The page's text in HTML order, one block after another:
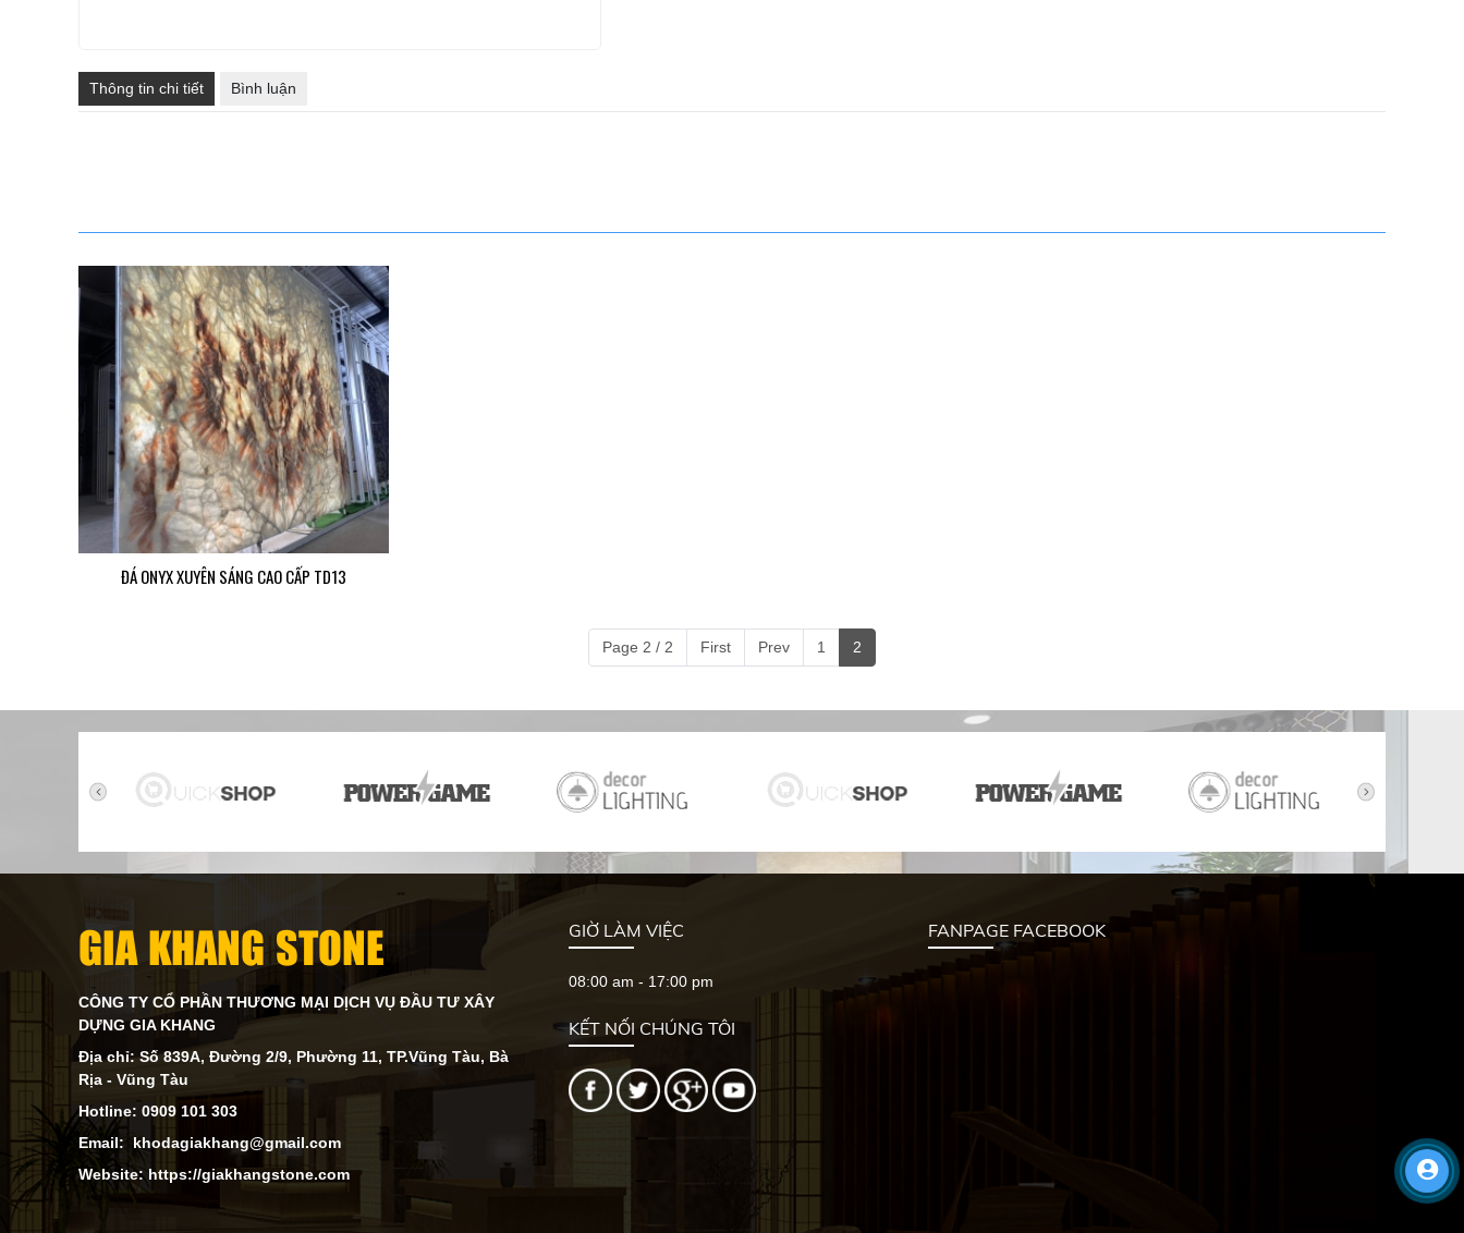
Thông tin chi tiết Bình luận
ĐÁ ONYX XUYÊN SÁNG CAO CẤP TD13
Page 2 / 2 First Prev 1 2
GIA KHANG STONE
CÔNG TY CỔ PHẦN THƯƠNG MẠI DỊCH VỤ ĐẦU TƯ XÂY
DỰNG GIA KHANG
Địa chỉ: Số 839A, Đường 2/9, Phường 11, TP.Vũng Tàu, Bà
Rịa - Vũng Tàu
Hotline: 0909 101 303
Email: khodagiakhang@gmail.com
Website: https://giakhangstone.com
GIỜ LÀM VIỆC
08:00 am - 17:00 pm
KẾT NỐI CHÚNG TÔI
FANPAGE FACEBOOK